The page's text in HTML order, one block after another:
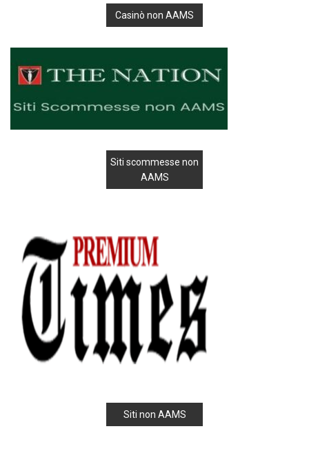
Casinò non AAMS
Siti scommesse non
AAMS
Siti non AAMS